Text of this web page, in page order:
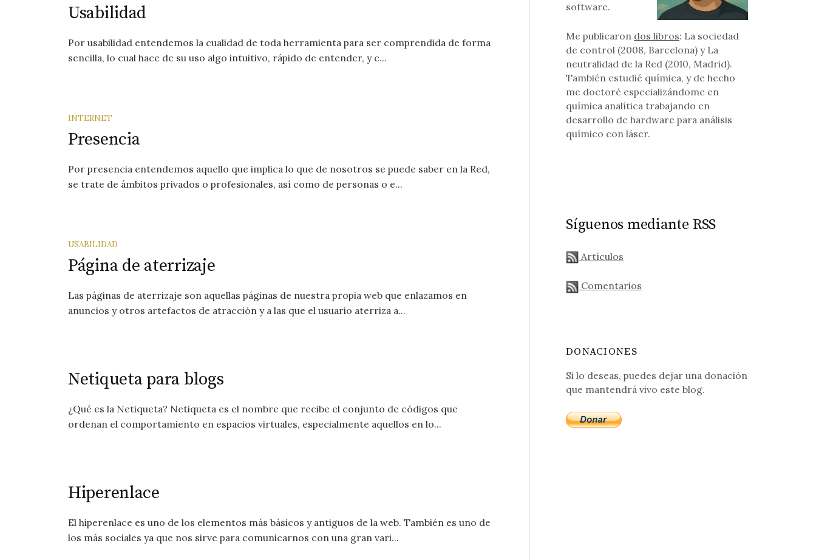
Usabilidad
Por usabilidad entendemos la cualidad de toda herramienta para ser comprendida de forma
sencilla, lo cual hace de su uso algo intuitivo, rápido de entender, y c...
INTERNET
Presencia
Por presencia entendemos aquello que implica lo que de nosotros se puede saber en la Red,
se trate de ámbitos privados o profesionales, así como de personas o e...
USABILIDAD
Página de aterrizaje
Las páginas de aterrizaje son aquellas páginas de nuestra propia web que enlazamos en
anuncios y otros artefactos de atracción y a las que el usuario aterriza a...
Netiqueta para blogs
¿Qué es la Netiqueta? Netiqueta es el nombre que recibe el conjunto de códigos que
ordenan el comportamiento en espacios virtuales, especialmente aquellos en lo...
Hiperenlace
El hiperenlace es uno de los elementos más básicos y antiguos de la web. También es uno de
los más sociales ya que nos sirve para comunicarnos con una gran vari...
software.
Me publicaron dos libros: La sociedad
de control (2008, Barcelona) y La
neutralidad de la Red (2010, Madrid).
También estudié química, y de hecho
me doctoré especializándome en
química analítica trabajando en
desarrollo de hardware para análisis
químico con láser.
Síguenos mediante RSS
Artículos
Comentarios
DONACIONES
Si lo deseas, puedes dejar una donación
que mantendrá vivo este blog.